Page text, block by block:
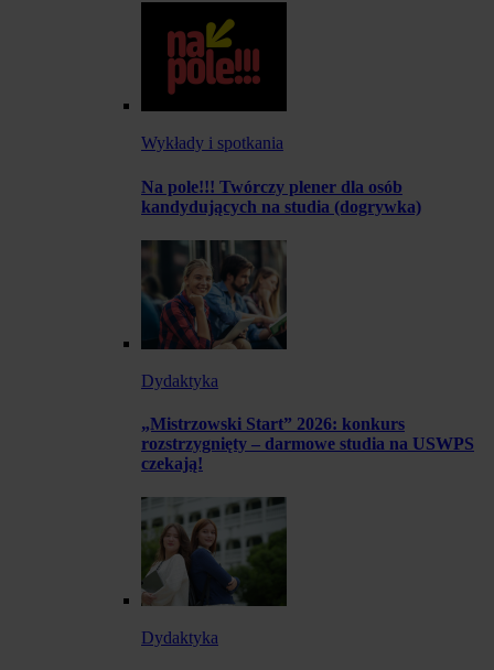
Wykłady i spotkania
Na pole!!! Twórczy plener dla osób
kandydujących na studia (dogrywka)
Dydaktyka
„Mistrzowski Start” 2026: konkurs
rozstrzygnięty – darmowe studia na USWPS
czekają!
Dydaktyka